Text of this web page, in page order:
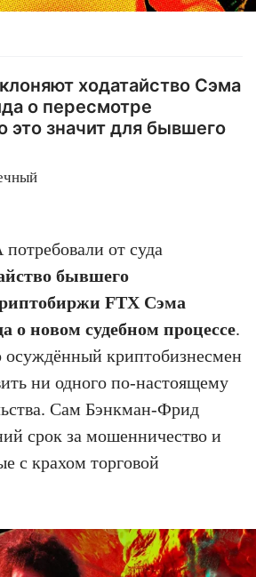
ходатайство Сэма
о пересмотре
это значит для бывшего
от суда
бывшего
FTX Сэма
о новом судебном процессе.
осуждённый криптобизнесмен
ни одного по-настоящему
Сам Бэнкман-Фрид
срок за мошенничество и
с крахом торговой